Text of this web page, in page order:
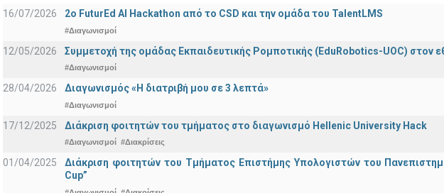
16/07/2026
2o FuturEd AI Hackathon από το CSD και την ομάδα του TalentLMS
#Διαγωνισμοί
12/05/2026 Συμμετοχή της ομάδας Εκπαιδευτικής Ρομποτικής (EduRobotics-UOC) στον
#Διαγωνισμοί
28/04/2026 Διαγωνισμός «Η διατριβή μου σε 3 λεπτά»
#Διαγωνισμοί
17/12/2025 Διάκριση φοιτητών του τμήματος στο διαγωνισμό Hellenic University Hack
#Διαγωνισμοί #Διακρίσεις
01/04/2025
Διάκριση φοιτητών του Τμήματος Επιστήμης Υπολογιστών του
Cup”